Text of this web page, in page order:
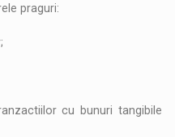
praguri:
cu bunuri tangibile